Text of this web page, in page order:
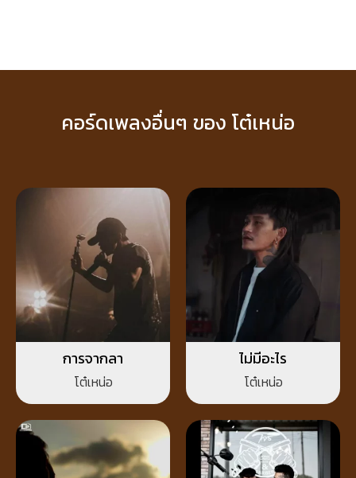
คอร์ดเพลงอื่นๆ ของ โต๋เหน่อ
การจากลา
โต๋เหน่อ
ไม่มีอะไร
โต๋เหน่อ